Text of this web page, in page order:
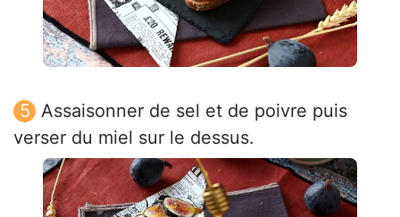
Assaisonner de sel et de poivre puis
verser du miel sur le dessus.